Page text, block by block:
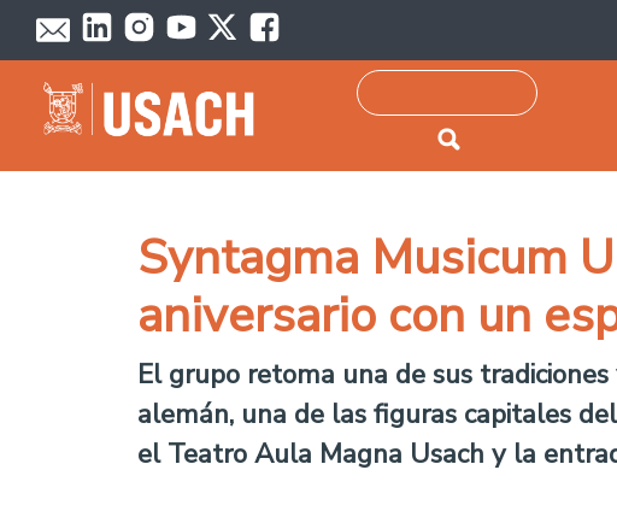
Passar para o conteúdo principal
Pesquisar
Syntagma Musicum
aniversario con un
El grupo retoma una de sus
alemán, una de las figuras capitales
el Teatro Aula Magna Usach y la